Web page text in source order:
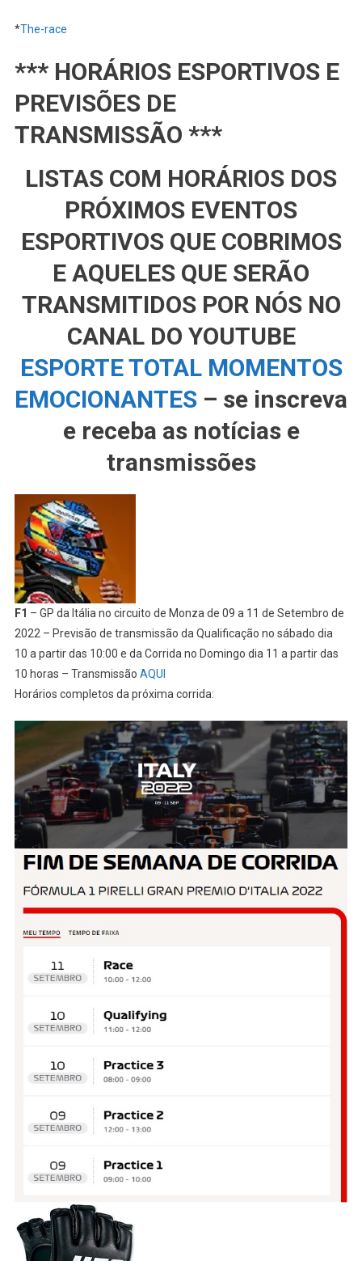
*The-race
*** HORÁRIOS ESPORTIVOS E
PREVISÕES DE
TRANSMISSÃO ***
LISTAS COM HORÁRIOS DOS
PRÓXIMOS EVENTOS
ESPORTIVOS QUE COBRIMOS
E AQUELES QUE SERÃO
TRANSMITIDOS POR NÓS NO
CANAL DO YOUTUBE
ESPORTE TOTAL MOMENTOS
EMOCIONANTES – se inscreva
e receba as notícias e
transmissões
F1 – GP da Itália no circuito de Monza de 09 a 11 de Setembro de
2022 – Previsão de transmissão da Qualificação no sábado dia
10 a partir das 10:00 e da Corrida no Domingo dia 11 a partir das
10 horas – Transmissão AQUI
Horários completos da próxima corrida: